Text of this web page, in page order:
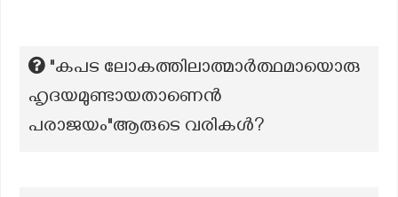
"കപട ലോകത്തിലാത്മാർത്ഥമായൊരു
ഹൃദയമുണ്ടായതാണെൻ
പരാജയം"ആരുടെ വരികൾ?